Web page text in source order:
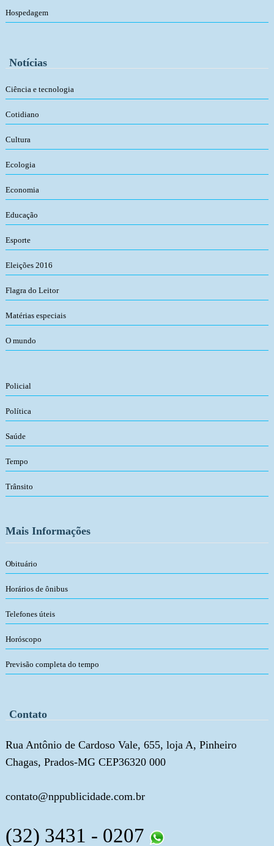
Hospedagem
Notícias
Ciência e tecnologia
Cotidiano
Cultura
Ecologia
Economia
Educação
Esporte
Eleições 2016
Flagra do Leitor
Matérias especiais
O mundo
Policial
Política
Saúde
Tempo
Trânsito
Mais Informações
Obituário
Horários de ônibus
Telefones úteis
Horóscopo
Previsão completa do tempo
Contato
Rua Antônio de Cardoso Vale, 655, loja A, Pinheiro
Chagas, Prados-MG CEP36320 000
contato@nppublicidade.com.br
(32) 3431 - 0207